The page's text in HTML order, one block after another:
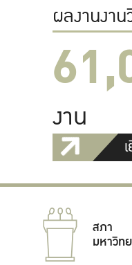
ผลงานงา
งาน
สภา
มหาวิท